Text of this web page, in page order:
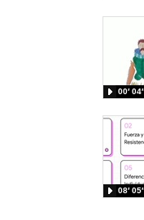
00′
08′